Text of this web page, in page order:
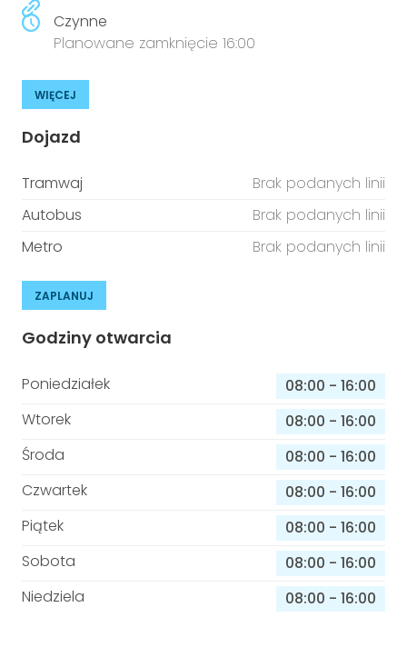
Czynne
Planowane zamknięcie 16:00
WIĘCEJ
Dojazd
Tramwaj
Brak podanych linii
Autobus
Brak podanych linii
Metro
Brak podanych linii
ZAPLANUJ
Godziny otwarcia
Poniedziałek 08:00 - 16:00
Wtorek
08:00 - 16:00
Środa
08:00 - 16:00
Czwartek
08:00 - 16:00
Piątek
08:00 - 16:00
Sobota
08:00 - 16:00
Niedziela
08:00 - 16:00